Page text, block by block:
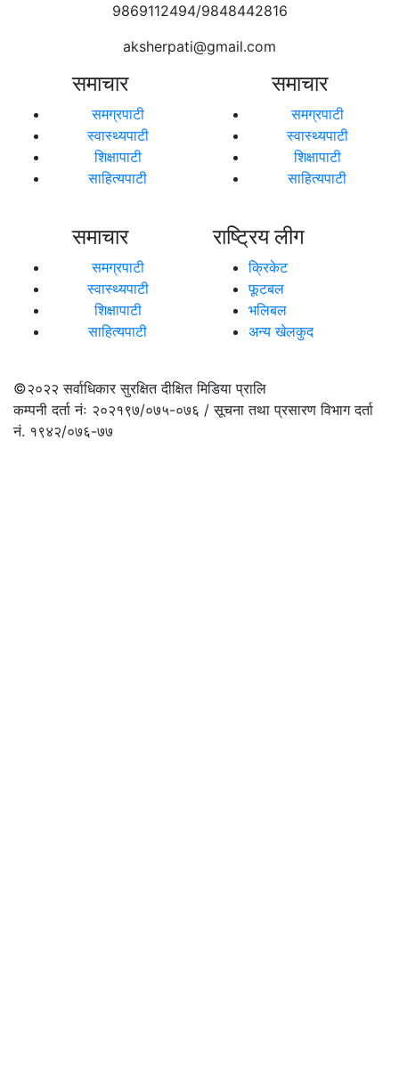
9869112494/9848442816
aksherpati@gmail.com
समाचार
समग्रपाटी
स्वास्थ्यपाटी
शिक्षापाटी
साहित्यपाटी
समाचार
समग्रपाटी
स्वास्थ्यपाटी
शिक्षापाटी
साहित्यपाटी
समाचार
समग्रपाटी
स्वास्थ्यपाटी
शिक्षापाटी
साहित्यपाटी
राष्ट्रिय लीग
क्रिकेट
फूटबल
भलिबल
अन्य खेलकुद
©२०२२सर्वाधिकार सुरक्षित दीक्षित मिडिया प्रालि
कम्पनी दर्ता नंः २०२१९७/०७५-०७६ / सूचना तथा प्रसारण विभाग दर्ता
नं. १९४२/०७६-७७